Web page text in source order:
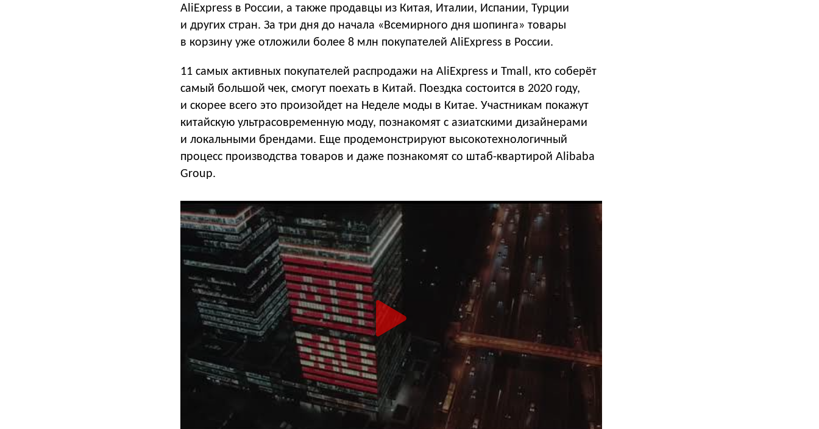
AliExpress в России, а также продавцы из Китая, Италии, Испании, Турции
и других стран. За три дня до начала «Всемирного дня шопинга» товары
в корзину уже отложили более 8 млн покупателей AliExpress в России.
11 самых активных покупателей распродажи на AliExpress и Tmall, кто соберёт
самый большой чек, смогут поехать в Китай. Поездка состоится в 2020 году,
и скорее всего это произойдет на Неделе моды в Китае. Участникам покажут
китайскую ультрасовременную моду, познакомят с азиатскими дизайнерами
и локальными брендами. Еще продемонстрируют высокотехнологичный
процесс производства товаров и даже познакомят со штаб-квартирой Alibaba
Group.